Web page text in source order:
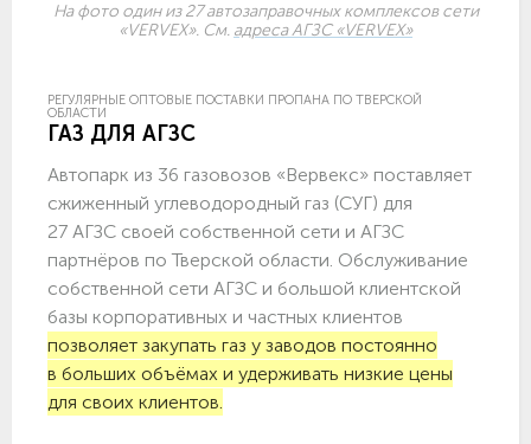
На фото один из 27 автозаправочных комплексов сети
«VERVEX». См. адреса АГЗС «VERVEX»
РЕГУЛЯРНЫЕ ОПТОВЫЕ ПОСТАВКИ ПРОПАНА ПО ТВЕРСКОЙ
ОБЛАСТИ
ГАЗ ДЛЯ АГЗС
Автопарк из 36 газовозов «Вервекс» поставляет
сжиженный углеводородный газ (СУГ) для
27 АГЗС своей собственной сети и АГЗС
партнёров по Тверской области. Обслуживание
собственной сети АГЗС и большой клиентской
базы корпоративных и частных клиентов
позволяет закупать газ у заводов постоянно
в больших объёмах и удерживать низкие цены
для своих клиентов.